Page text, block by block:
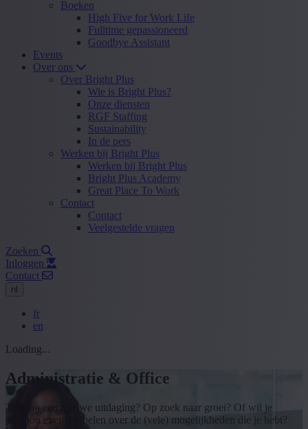
Boeken
High Five for Work Life
Fulltime gepassioneerd
Goodbye Assistant
Events
Over ons
Over Bright Plus
Wie is Bright Plus?
Onze diensten
RGF Staffing
Sustainability
In de pers
Werken bij Bright Plus
Werken bij Bright Plus
Bright Plus Academy
Great Place To Work
Contact
Contact
Veelgestelde vragen
Zoeken
Inloggen
Contact
nl
fr
en
Loading...
Administratie & Office
Toe aan een nieuwe uitdaging? Op zoek naar groei? Of wil je
gewoon even babbelen over de (vele) mogelijkheden die je hebt?